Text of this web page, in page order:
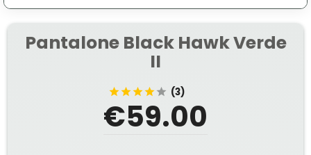
Pantalone Black Hawk Verde
II
(3)
€59.00